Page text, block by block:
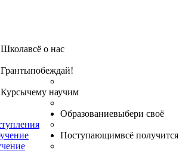
Школавсё о нас
Грантыпобеждай!
Курсычему научим
Образованиевыбери своё
Поступающимвсё получится